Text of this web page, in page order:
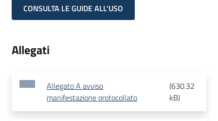
CONSULTA LE GUIDE ALL'USO
Allegati
Allegato A avviso
manifestazione protocollato
(630.32
kB)